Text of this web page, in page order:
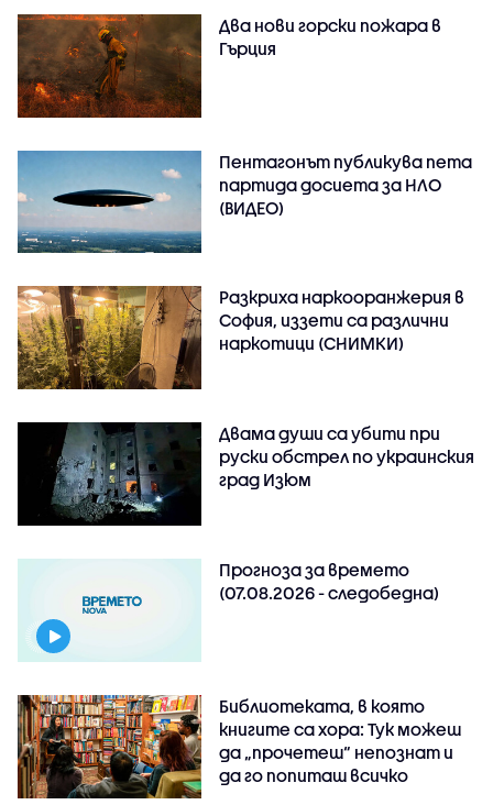
Два нови горски пожара в
Гърция
Пентагонът публикува пета
партида досиета за НЛО
(ВИДЕО)
Разкриха наркооранжерия в
София, иззети са различни
наркотици (СНИМКИ)
Двама души са убити при
руски обстрeл по украинския
град Изюм
Прогноза за времето
(07.08.2026 - следобедна)
Библиотеката, в която
книгите са хора: Тук можеш
да „прочетеш“ непознат и
да го попиташ всичко